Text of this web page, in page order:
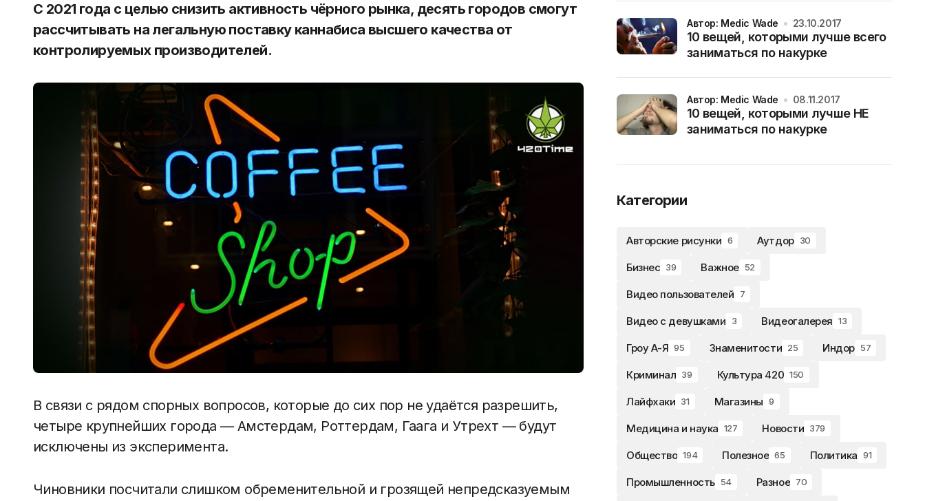
С 2021 года с целью снизить активность чёрного рынка, десять городов смогут
рассчитывать на легальную поставку каннабиса высшего качества от
контролируемых производителей.
В связи с рядом спорных вопросов, которые до сих пор не удаётся разрешить,
четыре крупнейших города — Амстердам, Роттердам, Гаага и Утрехт — будут
исключены из эксперимента.
Чиновники посчитали слишком обременительной и грозящей непредсказуемым
10 вещей, которыми лучше всего
заниматься по накурке
Автор: Medic Wade 23.10.2017
10 вещей, которыми лучше НЕ
заниматься по накурке
Автор: Medic Wade 08.11.2017
Категории
Авторские рисунки 6 Аутдор 30
Бизнес 39 Важное 52
Видео пользователей 7
Видео с девушками 3 Видеогалерея 13
Гроу А-Я 95 Знаменитости 25 Индор 57
Криминал 39 Культура 420 150
Лайфхаки 31 Магазины 9
Медицина и наука 127 Новости 379
Общество 194 Полезное 65 Политика 91
Промышленность 54 Разное 70